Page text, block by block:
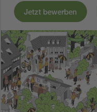
Jetzt bewerben